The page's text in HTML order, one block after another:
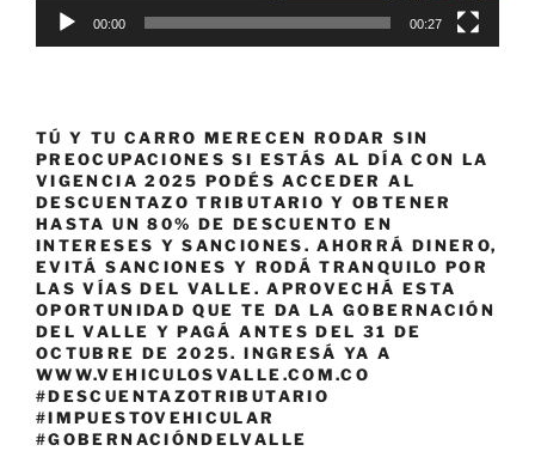
00:00 00:27
TÚ Y TU CARRO MERECEN RODAR SIN
PREOCUPACIONES SI ESTÁS AL DÍA CON LA
VIGENCIA 2025 PODÉS ACCEDER AL
DESCUENTAZO TRIBUTARIO Y OBTENER
HASTA UN 80% DE DESCUENTO EN
INTERESES Y SANCIONES. AHORRÁ DINERO,
EVITÁ SANCIONES Y RODÁ TRANQUILO POR
LAS VÍAS DEL VALLE. APROVECHÁ ESTA
OPORTUNIDAD QUE TE DA LA GOBERNACIÓN
DEL VALLE Y PAGÁ ANTES DEL 31 DE
OCTUBRE DE 2025. INGRESÁ YA A
WWW.VEHICULOSVALLE.COM.CO
#DESCUENTAZOTRIBUTARIO
#IMPUESTOVEHICULAR
#GOBERNACIÓNDELVALLE